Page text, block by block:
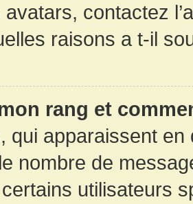
avatars, contactez
raisons a t-il
rang et
qui apparaissent en
nombre de
utilisateurs